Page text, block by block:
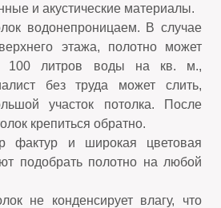
и акустические материалы.
водонепроницаем. В случае
этажа, полотно может
100 литров воды на кв. м.,
без труда может слить,
участок потолка. После
крепиться обратно.
фактур и широкая цветовая
подобрать полотно на любой
не конденсирует влагу, что